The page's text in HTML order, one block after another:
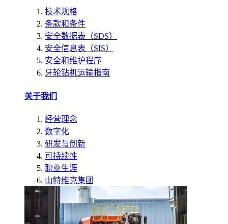
技术规格
条款和条件
安全数据表（SDS）
安全信息表（SIS）
安全和维护程序
牙轮钻机运输指南
关于我们
经营理念
数字化
研发与创新
可持续性
职业生涯
山特维克集团